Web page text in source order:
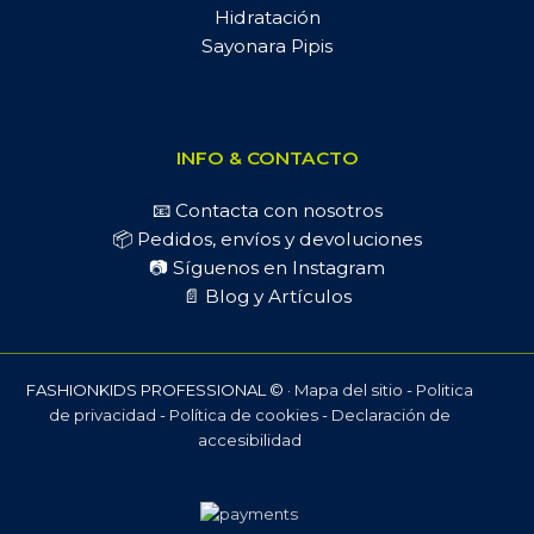
Hidratación
Sayonara Pipis
INFO & CONTACTO
📧 Contacta con nosotros
📦 Pedidos, envíos y devoluciones
📷 Síguenos en Instagram
📄 Blog y Artículos
FASHIONKIDS PROFESSIONAL © · Mapa del sitio - Politica
de privacidad - Política de cookies- Declaración de
accesibilidad